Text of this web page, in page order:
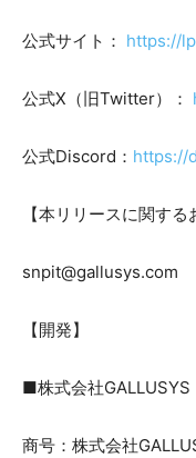
公式サイト： https://
公式X（旧Twitter）：
公式Discord： https://
【本リリースに関する
snpit@gallusys.com
【開発】
■株式会社GALLUSYS
商号：株式会社